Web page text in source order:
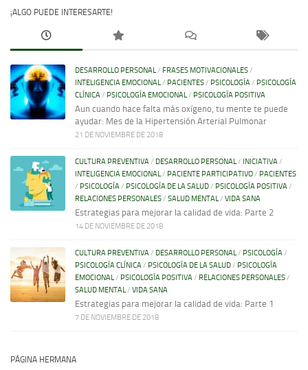
¡ALGO PUEDE INTERESARTE!
DESARROLLO PERSONAL / FRASES MOTIVACIONALES /
INTELIGENCIA EMOCIONAL / PACIENTES / PSICOLOGÍA / PSICOLOGÍA
CLÍNICA / PSICOLOGÍA EMOCIONAL / PSICOLOGÍA POSITIVA
Aun cuando hace falta más oxígeno, tu mente te puede
ayudar: Mes de la Hipertensión Arterial Pulmonar
21 DE NOVIEMBRE DE 2018
CULTURA PREVENTIVA / DESARROLLO PERSONAL / INICIATIVA /
INTELIGENCIA EMOCIONAL / PACIENTE PARTICIPATIVO / PACIENTES
/ PSICOLOGÍA / PSICOLOGÍA DE LA SALUD / PSICOLOGÍA POSITIVA /
RELACIONES PERSONALES / SALUD MENTAL / VIDA SANA
Estrategias para mejorar la calidad de vida: Parte 2
14 DE NOVIEMBRE DE 2018
CULTURA PREVENTIVA / DESARROLLO PERSONAL / PSICOLOGÍA /
PSICOLOGÍA CLÍNICA / PSICOLOGÍA DE LA SALUD / PSICOLOGÍA
EMOCIONAL / PSICOLOGÍA POSITIVA / RELACIONES PERSONALES /
SALUD MENTAL / VIDA SANA
Estrategias para mejorar la calidad de vida: Parte 1
7 DE NOVIEMBRE DE 2018
PÁGINA HERMANA